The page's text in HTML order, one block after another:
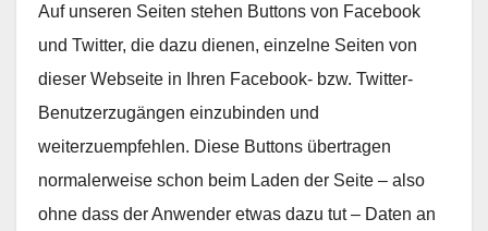
Auf unseren Seiten stehen Buttons von Facebook
und Twitter, die dazu dienen, einzelne Seiten von
dieser Webseite in Ihren Facebook- bzw. Twitter-
Benutzerzugängen einzubinden und
weiterzuempfehlen. Diese Buttons übertragen
normalerweise schon beim Laden der Seite – also
ohne dass der Anwender etwas dazu tut – Daten an